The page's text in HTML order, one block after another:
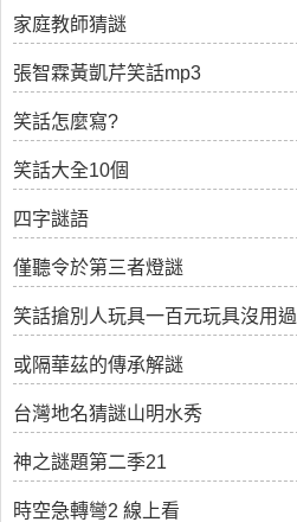
家庭教師猜謎
張智霖黃凱芹笑話mp3
笑話怎麼寫?
笑話大全10個
四字謎語
僅聽令於第三者燈謎
笑話搶別人玩具一百元玩具沒用過
或隔華茲的傳承解謎
台灣地名猜謎山明水秀
神之謎題第二季21
時空急轉彎2 線上看